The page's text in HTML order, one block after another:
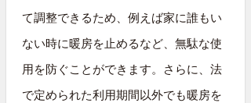
て調整できるため、例えば家に誰もい
ない時に暖房を止めるなど、無駄な使
用を防ぐことができます。さらに、法
で定められた利用期間以外でも暖房を